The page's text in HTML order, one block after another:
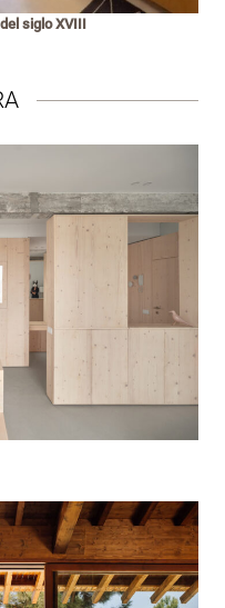
siglo XVIII